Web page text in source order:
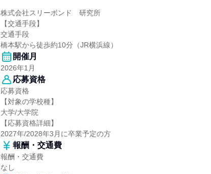
株式会社スリーボンド 研究所
【交通手段】
交通手段
橋本駅から徒歩約10分（JR横浜線）
開催月
2026年1月
応募資格
応募資格
【対象の学校種】
大学/大学院
【応募資格詳細】
2027年/2028年3月に卒業予定の方
報酬・交通費
報酬・交通費
なし